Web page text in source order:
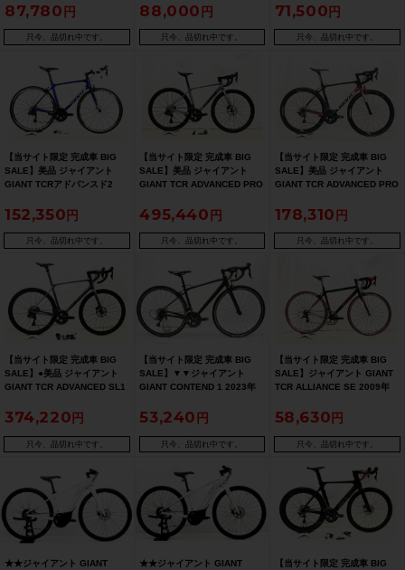
ッド【期間限定 5/26 午前10
時迄】
87,780
只今、品切れ中です。
クルパラダイス福岡より配
88,000
只今、品切れ中です。
（サイクルパラダイス山口よ
り配送)
71,500
只今、品切れ中です。
【当サイト限定 完成車 BIG
SALE】美品 ジャイアント
GIANT TCRアドバンスド2
電動Di2 2017年 カーボンロー
ドバイク 470サイズ ブルー/ホ
ワイト【期間限定 11/28 午前
10時迄】
152,350
只今、品切れ中です。
【当サイト限定 完成車 BIG
SALE】美品 ジャイアント
GIANT TCR ADVANCED PRO
圧DISC 2025年 カーボンロー
ドバイク XSサイズ グレー
【期間限定 3/26 午前10時
迄】
495,440
只今、品切れ中です。
【当サイト限定 完成車 BIG
SALE】美品 ジャイアント
GIANT TCR ADVANCED PRO
R8000 2019年 カーボンロー
ドバイク Mサイズ チームレプ
リカ【期間限定 11/28 午前10
時迄】
178,310
只今、品切れ中です。
【当サイト限定 完成車 BIG
SALE】●美品 ジャイアント
GIANT TCR ADVANCED SL1
油圧DISC 2023年 カーボンロ
ードバイク MLサイズ エアグ
ロウ【期間限定 5/26 午前10
時迄】
374,220
只今、品切れ中です。
【当サイト限定 完成車 BIG
SALE】▼▼ジャイアント
GIANT CONTEND 1 2023年
ズ 2×9速 SORA【期間限定
6/29 午前10時迄】
53,240
只今、品切れ中です。
【当サイト限定 完成車 BIG
SALE】ジャイアント GIANT
TCR ALLIANCE SE 2009年
ズ ブラック【期間限定 5/26
午前10時迄】
58,630
只今、品切れ中です。
★★ジャイアント GIANT
★★ジャイアント GIANT
【当サイト限定 完成車 BIG